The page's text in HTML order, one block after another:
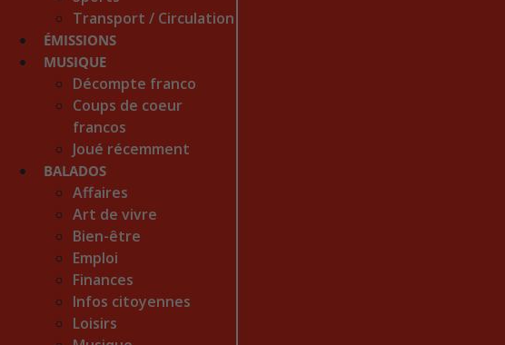
Transport / Circulation
ÉMISSIONS
MUSIQUE
Décompte franco
Coups de coeur
francos
Joué récemment
BALADOS
Affaires
Art de vivre
Bien-être
Emploi
Finances
Infos citoyennes
Loisirs